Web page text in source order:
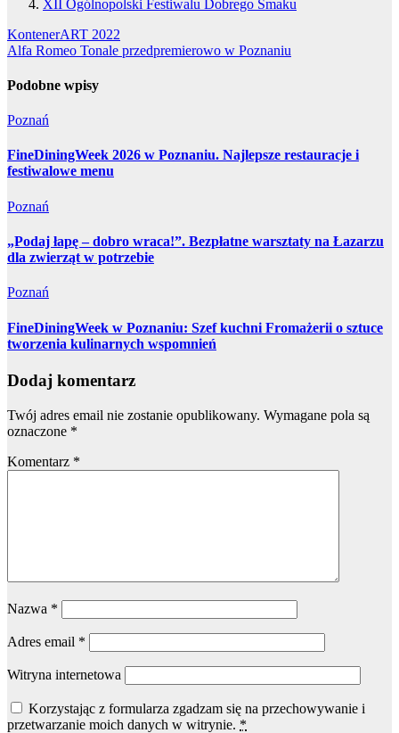
XII Ogólnopolski Festiwalu Dobrego Smaku
Nawigacja
wpisu
KontenerART 2022
Alfa Romeo Tonale przedpremierowo w Poznaniu
Podobne wpisy
Poznań
FineDiningWeek 2026 w Poznaniu. Najlepsze restauracje i
festiwalowe menu
Poznań
„Podaj łapę – dobro wraca!”. Bezpłatne warsztaty na Łazarzu
dla zwierząt w potrzebie
Poznań
FineDiningWeek w Poznaniu: Szef kuchni Fromażerii o sztuce
tworzenia kulinarnych wspomnień
Dodaj komentarz
Twój adres email nie zostanie opublikowany. Wymagane pola są
oznaczone *
Komentarz *
Nazwa *
Adres email *
Witryna internetowa
Korzystając z formularza zgadzam się na przechowywanie i
przetwarzanie moich danych w witrynie. *